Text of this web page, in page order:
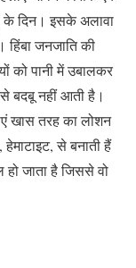
के दिन। इसके अलावा
जनजाति की
को पानी में उबालकर
बदबू नहीं आती है।
खास तरह का लोशन
से बनाती हैं
जाता है जिससे वो